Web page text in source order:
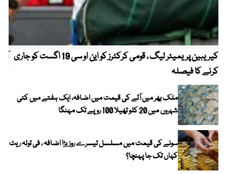
کیریبین پریمیئر لیگ ، قومی کرکٹرز کو این او سی 19 اگست کو جاری
کرنے کا فیصلہ
ملک بھر میں آٹے کی قیمت میں اضافہ، ایک ہفتے میں کئی
شہروں میں 20 کلو تھیلا 100 روپے تک مہنگا
سونے کی قیمت میں مسلسل تیسرے روز بڑا اضافہ ، فی تولہ ریٹ
کہاں تک جا پہنچا؟